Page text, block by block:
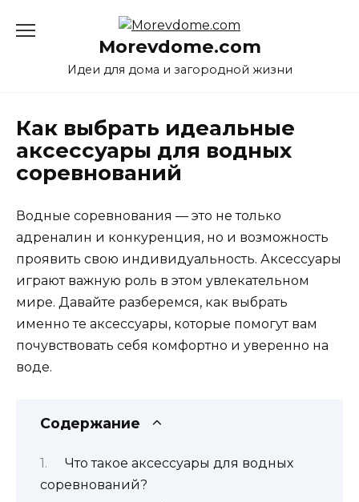
Morevdome.com
Идеи для дома и загородной жизни
Как выбрать идеальные
аксессуары для водных
соревнований
Водные соревнования — это не только
адреналин и конкуренция, но и возможность
проявить свою индивидуальность. Аксессуары
играют важную роль в этом увлекательном
мире. Давайте разберемся, как выбрать
именно те аксессуары, которые помогут вам
почувствовать себя комфортно и уверенно на
воде.
Содержание
Что такое аксессуары для водных
соревнований?